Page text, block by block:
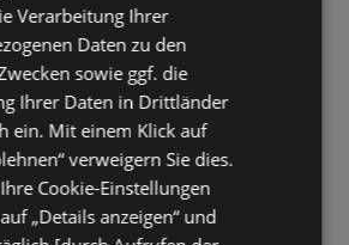
wogibtswas.at
Fairy HD Remaster -
2]
an der Ybbs
Verarbeitung Ihrer
Daten zu den
sowie ggf. die
Ihrer Daten in Drittländer
ein. Mit einem Klick auf
verweigern Sie dies.
Cookie-Einstellungen
„Details anzeigen“ und